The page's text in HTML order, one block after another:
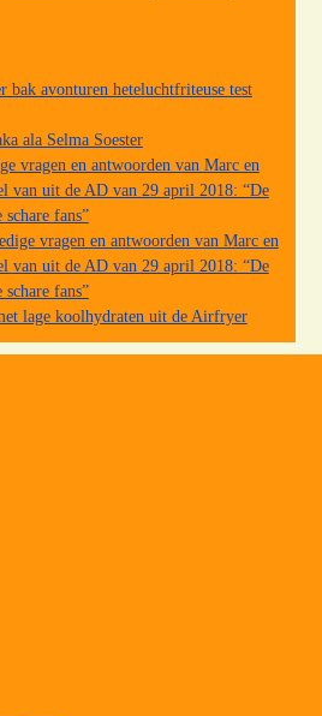
bak avonturen heteluchtfriteuse test
ala Selma Soester
vragen en antwoorden van Marc en
van uit de AD van 29 april 2018: “De
fans”
vragen en antwoorden van Marc en
van uit de AD van 29 april 2018: “De
fans”
lage koolhydraten uit de Airfryer